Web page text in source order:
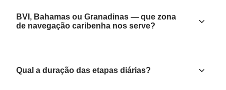
BVI, Bahamas ou Granadinas — que zona
de navegação caribenha nos serve?
Qual a duração das etapas diárias?